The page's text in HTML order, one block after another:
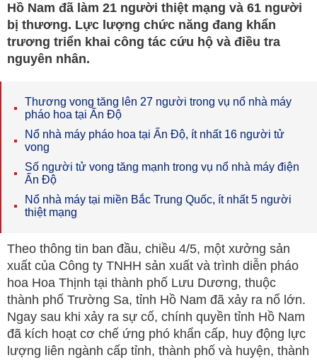
Hồ Nam đã làm 21 người thiệt mạng và 61 người
bị thương. Lực lượng chức năng đang khẩn
trương triển khai công tác cứu hộ và điều tra
nguyên nhân.
Thương vong tăng lên 27 người trong vụ nổ nhà máy
pháo hoa tại Ấn Độ
Nổ nhà máy pháo hoa tại Ấn Độ, ít nhất 16 người tử
vong
Số người tử vong tăng mạnh trong vụ nổ nhà máy điện
Ấn Độ
Nổ nhà máy tại miền Bắc Trung Quốc, ít nhất 5 người
thiệt mạng
Theo thông tin ban đầu, chiều 4/5, một xưởng sản
xuất của Công ty TNHH sản xuất và trình diễn pháo
hoa Hoa Thịnh tại thành phố Lưu Dương, thuộc
thành phố Trường Sa, tỉnh Hồ Nam đã xảy ra nổ lớn.
Ngay sau khi xảy ra sự cố, chính quyền tỉnh Hồ Nam
đã kích hoạt cơ chế ứng phó khẩn cấp, huy động lực
lượng liên ngành cấp tỉnh, thành phố và huyện, thành